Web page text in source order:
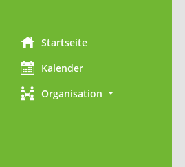
Startseite
Kalender
Organisation